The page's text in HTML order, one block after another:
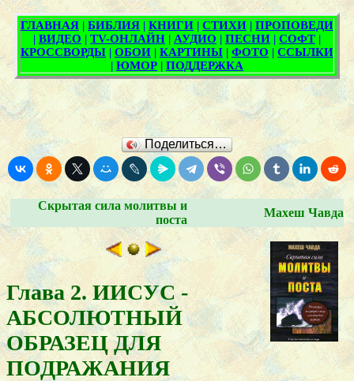
Поделиться…
Скрытая сила молитвы и
поста
Махеш Чавда
Глава 2. ИИСУС -
АБСОЛЮТНЫЙ
ОБРАЗЕЦ ДЛЯ
ПОДРАЖАНИЯ